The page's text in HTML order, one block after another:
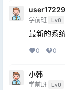
user17229
学前班 Lv0
最新的系
0 0
小韩
学前班 Lv0